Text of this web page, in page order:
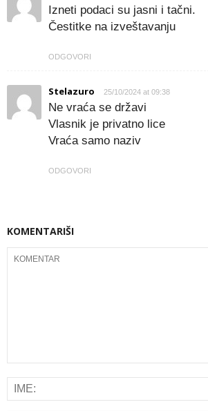
Izneti podaci su jasni i tačni.
Čestitke na izveštavanju
ODGOVORI
Stelazuro 25/10/2024 at 09:38
Ne vraća se državi
Vlasnik je privatno lice
Vraća samo naziv
ODGOVORI
KOMENTARIŠI